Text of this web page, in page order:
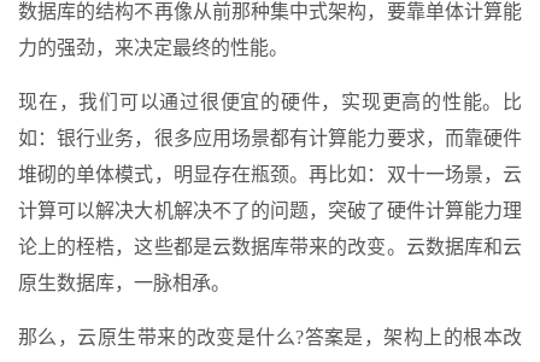
数据库的结构不再像从前那种集中式架构，要靠单体计算能
力的强劲，来决定最终的性能。
现在，我们可以通过很便宜的硬件，实现更高的性能。比
如：银行业务，很多应用场景都有计算能力要求，而靠硬件
堆砌的单体模式，明显存在瓶颈。再比如：双十一场景，云
计算可以解决大机解决不了的问题，突破了硬件计算能力理
论上的桎梏，这些都是云数据库带来的改变。云数据库和云
原生数据库，一脉相承。
那么，云原生带来的改变是什么?答案是，架构上的根本改